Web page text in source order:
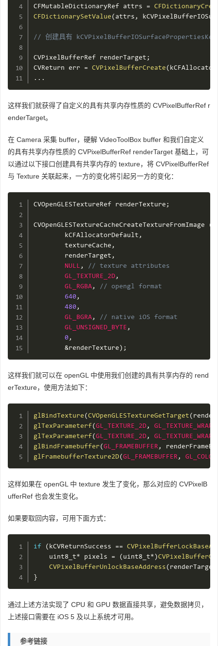
CFMutableDictionaryRef attrs =
CFDictionarySetValue ( attrs ,
// 创建具有
CVPixelBufferRef renderTarget ;
CVReturn err = CVPixelBufferCreate (
. . .
这样我们就获得了自定义的具有共享内存性质的 CVPixelBufferRef r
enderTarget。
在 Camera 采集 buffer，硬解 VideoToolBox buffer 和我们自定义
的具有共享内存性质的 CVPixelBufferRef renderTarget 基础上，可
以通过以下接口创建具有共享内存的 texture，将 CVPixelBufferRef
与 Texture 关联起来，一方的变化将引起另一方的变化：
CVOpenGLESTextureRef renderTexture ;
CVOpenGLESTextureCacheCreateTextureFromImage
(
        kCFAllocatorDefault
,
        textureCache
,
        renderTarget
,
NULL ,
// texture attributes
GL_TEXTURE_2D,
GL_RGBA,
// opengl format
640 ,
480 ,
GL_BGRA,
// native iOS format
GL_UNSIGNED_BYTE ,
0 ,
&renderTexture ) ;
这样我们就可以在 openGL 中使用我们创建的具有共享内存的 rend
erTexture，使用方法如下：
glBindTexture (CVOpenGLESTextureGetTarget (
glTexParameterf(GL_TEXTURE_2D,
glTexParameterf(GL_TEXTURE_2D,
glBindFramebuffer (GL_FRAMEBUFFER ,
glFramebufferTexture2D(GL_FRAMEBUFFER ,
这样如果在 openGL 中 texture 发生了变化，那么对应的 CVPixelB
ufferRef 也会发生变化。
如果要取回内容，可用下面方式：
if ( kCVReturnSuccess ==
    uint8_t
* pixels = ( uint8_t* )
CVPixelBufferUnlockBaseAddress ( renderTarget
}
通过上述方法实现了 CPU 和 GPU 数据直接共享，避免数据拷贝，
上述接口需要在 iOS 5 及以上系统才可用。
参考链接